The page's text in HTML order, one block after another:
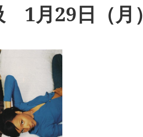
1月29日（月）